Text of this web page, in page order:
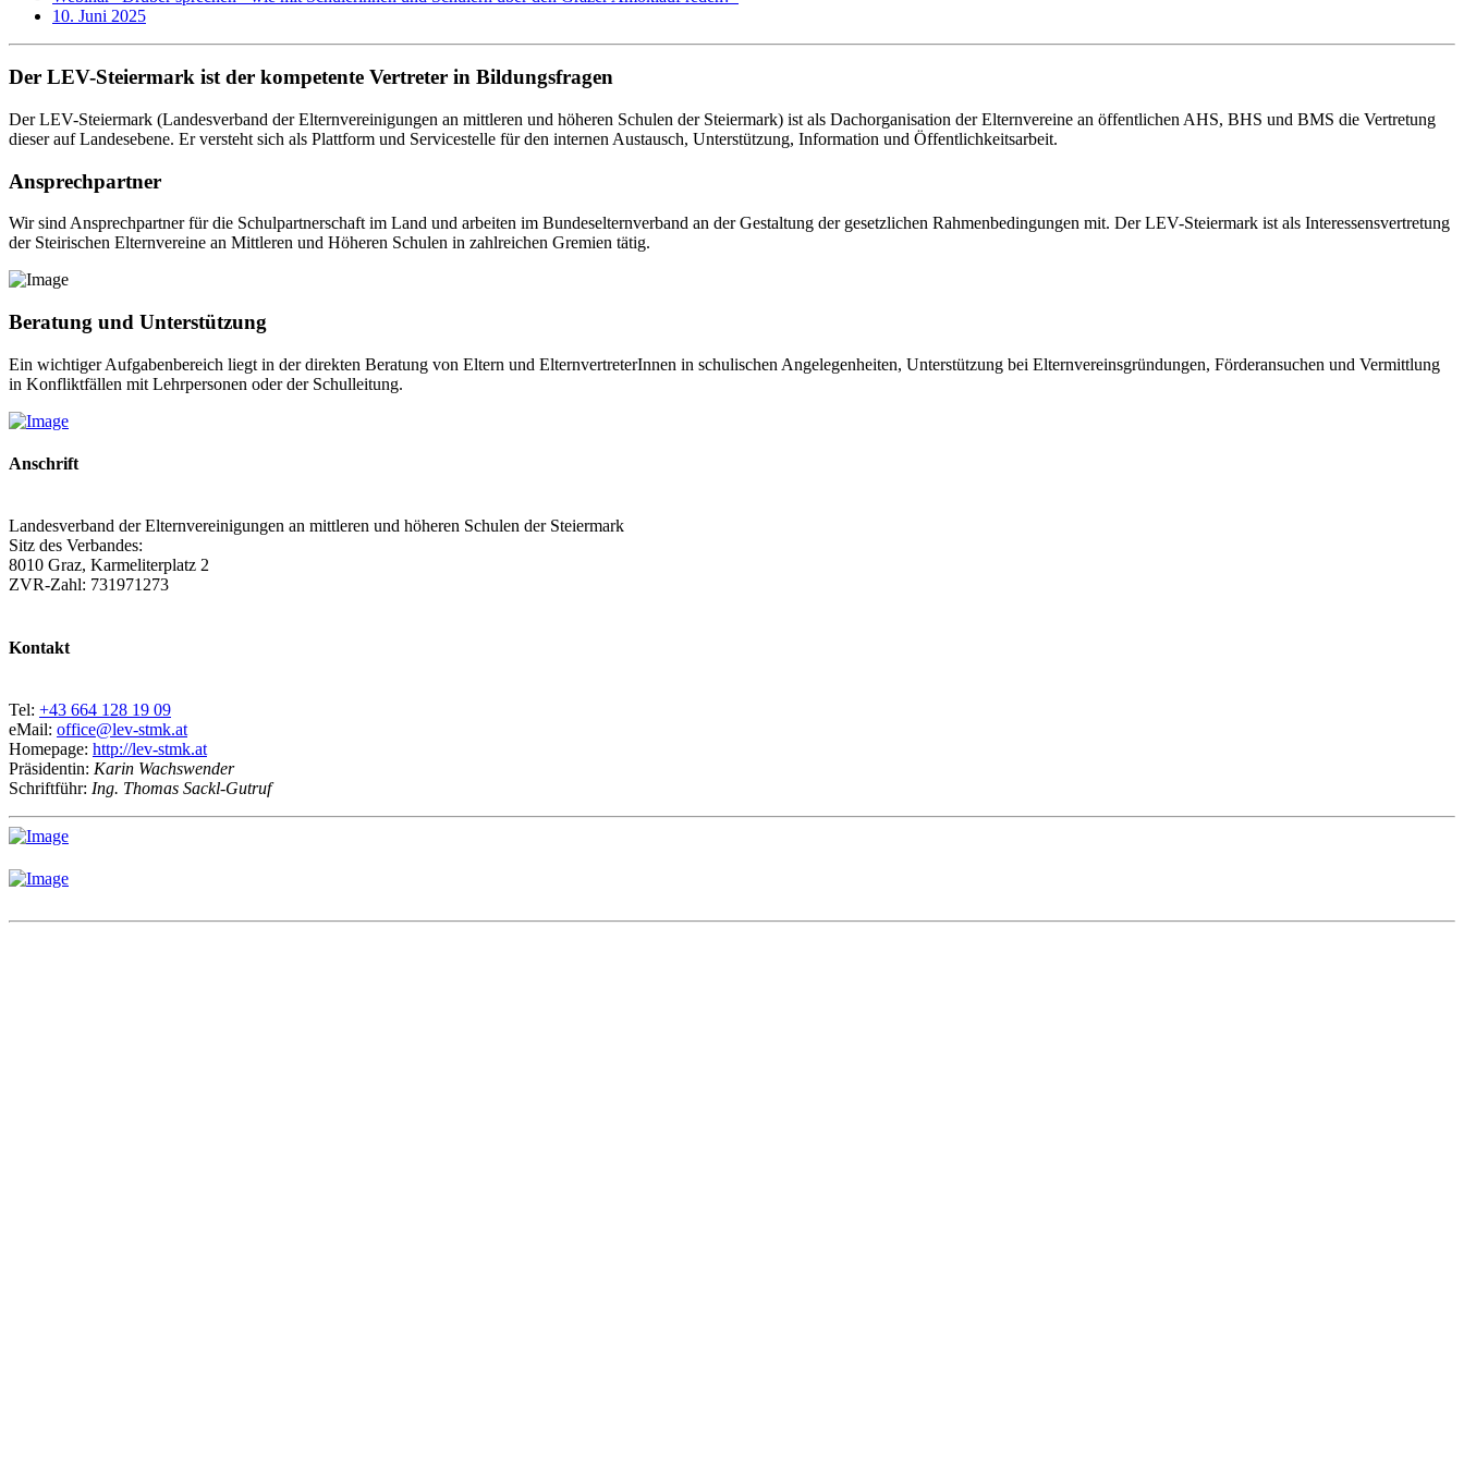
10. Juni 2025
Der LEV-Steiermark ist der kompetente Vertreter in Bildungsfragen
Der LEV-Steiermark (Landesverband der Elternvereinigungen an mittleren und höheren Schulen der Steiermark) ist als Dachorganisation der Elternvereine an öffentlichen AHS, BHS und BMS die Vertretung
dieser auf Landesebene. Er versteht sich als Plattform und Servicestelle für den internen Austausch, Unterstützung, Information und Öffentlichkeitsarbeit.
Ansprechpartner
Wir sind Ansprechpartner für die Schulpartnerschaft im Land und arbeiten im Bundeselternverband an der Gestaltung der gesetzlichen Rahmenbedingungen mit. Der LEV-Steiermark ist als Interessensvertretung
der Steirischen Elternvereine an Mittleren und Höheren Schulen in zahlreichen Gremien tätig.
Beratung und Unterstützung
Ein wichtiger Aufgabenbereich liegt in der direkten Beratung von Eltern und ElternvertreterInnen in schulischen Angelegenheiten, Unterstützung bei Elternvereinsgründungen, Förderansuchen und Vermittlung
in Konfliktfällen mit Lehrpersonen oder der Schulleitung.
Anschrift
Landesverband der Elternvereinigungen an mittleren und höheren Schulen der Steiermark
Sitz des Verbandes:
8010 Graz, Karmeliterplatz 2
ZVR-Zahl: 731971273
Kontakt
Tel: +43 664 128 19 09
eMail: office@lev-stmk.at
Homepage: http://lev-stmk.at
Präsidentin: Karin Wachswender
Schriftführ: Ing. Thomas Sackl-Gutruf